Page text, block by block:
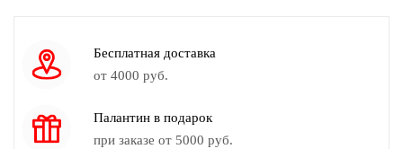
Камень:
Дерево
Бесплатная доставка
от 4000 руб.
Палантин в подарок
при заказе от 5000 руб.